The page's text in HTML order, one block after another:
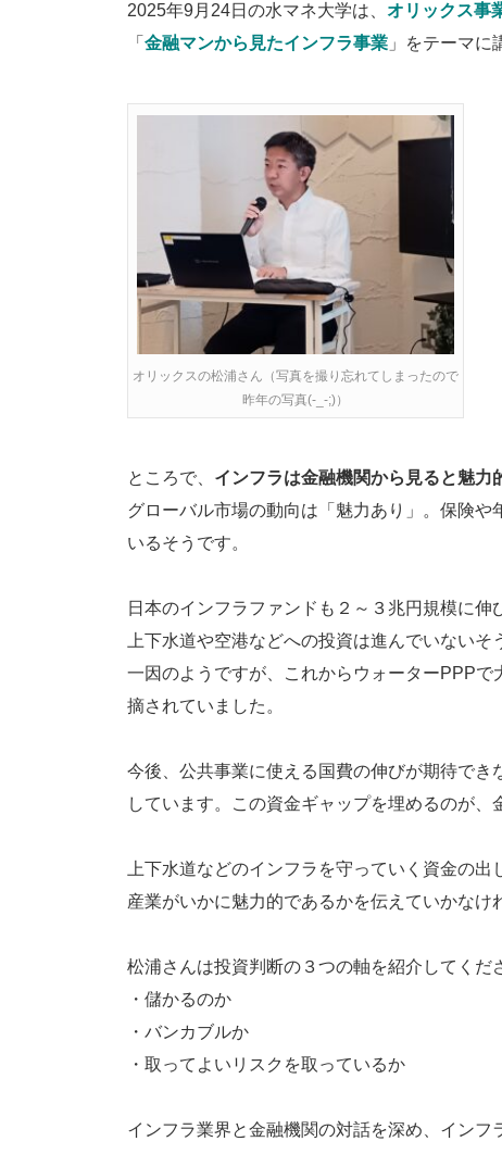
2025年9月24日の水マネ大学は、 オリックス事
「 金融マンから見たインフラ事業 」をテーマに
オリックスの松浦さん（写真を撮り忘れてしまったので
昨年の写真(-_-;)）
ところで、 インフラは金融機関から見ると魅力
グローバル市場の動向は「魅力あり」。保険
いるそうです。
日本のインフラファンドも２～３兆円規模に伸
上下水道や空港などへの投資は進んでいない
一因のようですが、これからウォーターPPP
摘されていました。
今後、公共事業に使える国費の伸びが期待で
しています。この資金ギャップを埋めるのが、
上下水道などのインフラを守っていく資金の
産業がいかに魅力的であるかを伝えていかなけ
松浦さんは投資判断の３つの軸を紹介してくだ
・儲かるのか
・バンカブルか
・取ってよいリスクを取っているか
インフラ業界と金融機関の対話を深め、インフ